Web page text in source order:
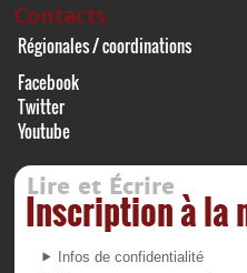
Contacts
Régionales / coordinations
Facebook
Twitter
Youtube
Lire et Écrire
Inscription à la
Infos de confidentialité